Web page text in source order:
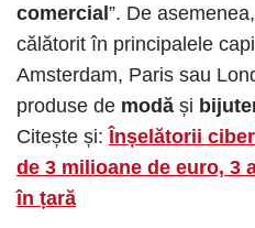
comercial”. De
călătorit în principalele
Amsterdam, Paris sau
produse de modă și
Citește și:Înșelătorii
de 3 milioane de euro, 3
în țară